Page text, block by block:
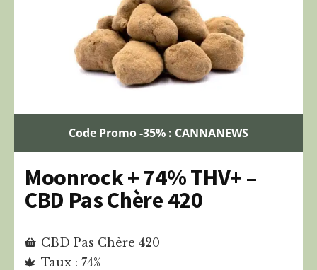
Code Promo -35% : CANNANEWS
Moonrock + 74% THV+ –
CBD Pas Chère 420
CBD Pas Chère 420
Taux : 74%